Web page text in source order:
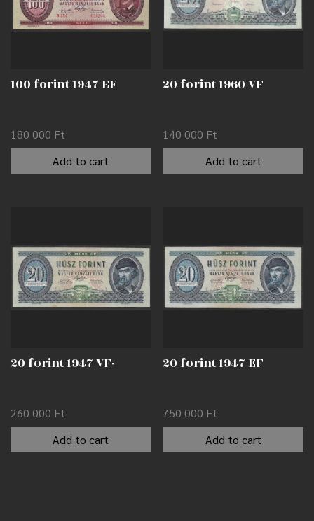
100 forint 1947 EF
180 000 Ft
Add to cart
20 forint 1960 VF
140 000 Ft
Add to cart
20 forint 1947 VF-
260 000 Ft
Add to cart
20 forint 1947 EF
750 000 Ft
Add to cart